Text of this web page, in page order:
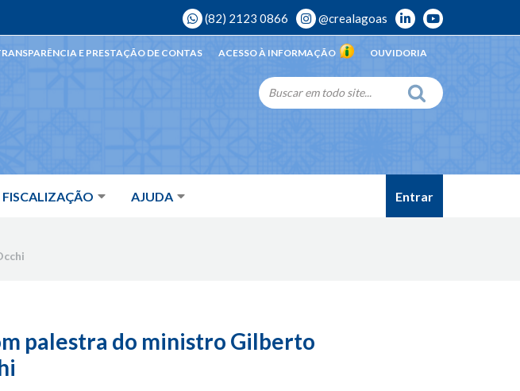
(82) 2123 0866 @crealagoas
FISCALIZAÇÃO AJUDA
OUVIDORIA
ACESSO À INFORMAÇÃO
E PRESTAÇÃO DE CONTAS
Entrar
palestra do ministro Gilberto